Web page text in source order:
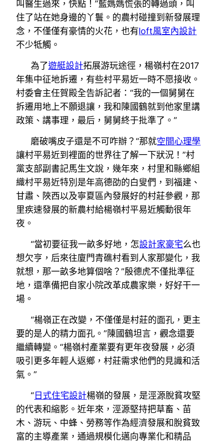
叫醫生過來，快點！”藍媽媽慌張的轉過頭，叫
住了站在她身邊的丫鬟。的農村碰撞到新發展理
念，不僅僅有豪情的火花，也有loft風室內設計
不少牴觸。
為了遊艇設計拓展游玩途徑，楊嶺村在2017
年集中征地拆遷，有些村平易近一時不愿接收。
村委會主任賀殿全告訴記者：“我的一個舅舅在
拆遷用地上不願退讓，我和陳國鶴就到他家里講
政策、講事理，最后，舅舅終于批準了。”
磨破嘴皮子還是不可咋辦？“那就空間心理學
讓村平易近到裡面的世界往了解一下狀況！”村
黨支部副書記馬生文說，幾年來，村里和縣鄉組
織村平易近特別是年高德劭的白叟們，到福建、
甘肅、陜西以及寧夏區內發展好的村莊參觀，那
里疾速發展的新農村給楊嶺村平易近觸動很年
夜。
“當初要征我一畝多好地，怎設計家豪宅么也
想欠亨，后來往廈門青礁村看到人家那變化，我
就想，那一畝多地算個啥？”殷德虎不僅批準征
地，還準備把自家小院改革成農家樂，好好干一
場。
“楊嶺正在改變，不僅僅是村莊的面孔，更主
要的是人的精力面孔。”陳國鶴坦言，觀念還要
繼續轉變。“楊嶺村產業要有更年夜發展，必須
吸引更多年輕人返鄉，村莊需求他們的見識和活
氣。”
“日式住宅設計楊嶺的發展，是涇源脫貧攻堅
的代表和縮影。近年來，涇源堅持把草畜、苗
木、游玩、中蜂、勞務等作為經濟發展和脫貧致
富的主導產業，通過規模化邁向專業化和精品